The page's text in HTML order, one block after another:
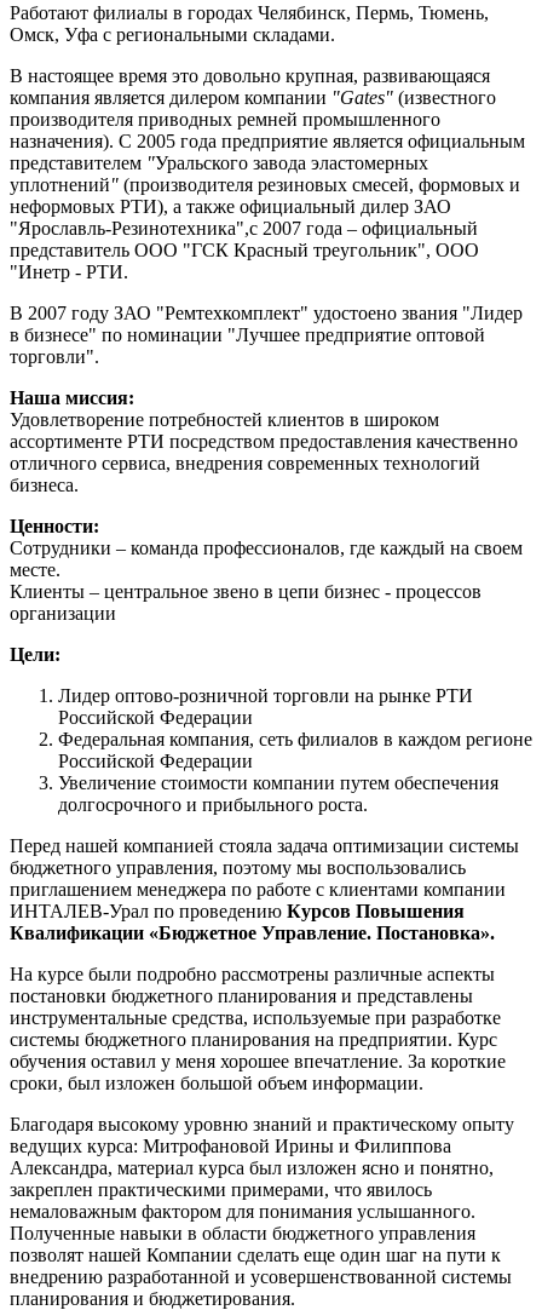
Работают филиалы в городах Челябинск, Пермь, Тюмень,
Омск, Уфа с региональными складами.
В настоящее время это довольно крупная, развивающаяся
компания является дилером компании "Gates" (известного
производителя приводных ремней промышленного
назначения). С 2005 года предприятие является официальным
представителем "Уральского завода эластомерных
уплотнений" (производителя резиновых смесей, формовых и
неформовых РТИ), а также официальный дилер ЗАО
"Ярославль-Резинотехника",с 2007 года – официальный
представитель ООО "ГСК Красный треугольник", ООО
"Инетр - РТИ.
В 2007 году ЗАО "Ремтехкомплект" удостоено звания "Лидер
в бизнесе" по номинации "Лучшее предприятие оптовой
торговли".
Наша миссия:
Удовлетворение потребностей клиентов в широком
ассортименте РТИ посредством предоставления качественно
отличного сервиса, внедрения современных технологий
бизнеса.
Ценности:
Сотрудники – команда профессионалов, где каждый на своем
месте.
Клиенты – центральное звено в цепи бизнес - процессов
организации
Цели:
Лидер оптово-розничной торговли на рынке РТИ
Российской Федерации
Федеральная компания, сеть филиалов в каждом регионе
Российской Федерации
Увеличение стоимости компании путем обеспечения
долгосрочного и прибыльного роста.
Перед нашей компанией стояла задача оптимизации системы
бюджетного управления, поэтому мы воспользовались
приглашением менеджера по работе с клиентами компании
ИНТАЛЕВ-Урал по проведению Курсов Повышения
Квалификации «Бюджетное Управление. Постановка».
На курсе были подробно рассмотрены различные аспекты
постановки бюджетного планирования и представлены
инструментальные средства, используемые при разработке
системы бюджетного планирования на предприятии. Курс
обучения оставил у меня хорошее впечатление. За короткие
сроки, был изложен большой объем информации.
Благодаря высокому уровню знаний и практическому опыту
ведущих курса: Митрофановой Ирины и Филиппова
Александра, материал курса был изложен ясно и понятно,
закреплен практическими примерами, что явилось
немаловажным фактором для понимания услышанного.
Полученные навыки в области бюджетного управления
позволят нашей Компании сделать еще один шаг на пути к
внедрению разработанной и усовершенствованной системы
планирования и бюджетирования.